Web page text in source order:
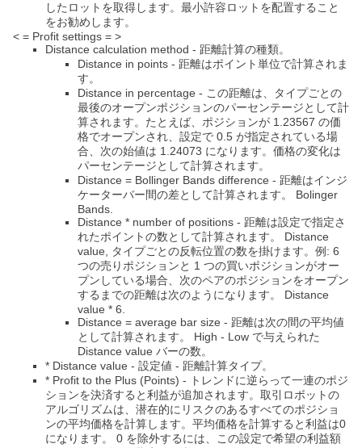
したロットを取得します。最小許容ロットを配置すること
をお勧めします。
< = Profit settings = >
Distance calculation method - 距離計算の種類。
Distance in points - 距離はポイント単位で計算されま
す。
Distance in percentage - この距離は、タイプごとの
最後のオープンポジションのパーセンテージとして計
算されます。たとえば、ポジションが 1.23567 の価
格でオープンされ、設定で 0.5 が指定されている場
合、次の始値は 1.24073 になります。価格の変化は
パーセンテージとして計算されます。
Distance = Bollinger Bands difference - 距離はインジ
ケーターバー間の差として計算されます。 Bolinger
Bands.
Distance * number of positions - 距離は設定で指定さ
れたポイントの数として計算されます。 Distance
value, タイプごとの反転位置の数を掛けます。例: 6
つの売りポジションと 1 つの買いポジションがオー
プンしている場合、次のペアのポジションをオープン
するまでの距離は次のようになります。 Distance
value * 6.
Distance = average bar size - 距離は次の間の平均値
として計算されます。 High - Low で与えられた
Distance value バーの数。
* Distance value - 設定値 - 距離計算タイプ。
* Profit to the Plus (Points) - トレンドに逆らって一連のポジ
ションを決済すると利益が追加されます。取引ロボットの
アルゴリズムは、潜在的にリスクのあるすべてのポジショ
ンの平均価格を計算します。平均価格を計算すると利益は0
になります。 0 を除外するには、この設定で希望の利益額